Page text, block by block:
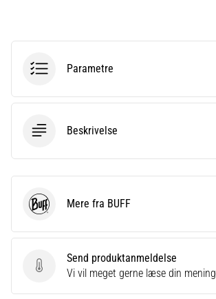
Parametre
Beskrivelse
Send produktanmeldelse
Send produktanmeldelse
Vi vil meget gerne læse din mening
BUFF Mere fra BUFF